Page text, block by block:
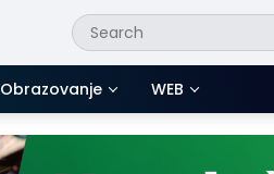
Obrazovanje WEB